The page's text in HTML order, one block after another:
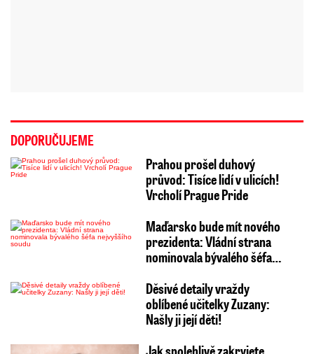
DOPORUČUJEME
Prahou prošel duhový
průvod: Tisíce lidí v ulicích!
Vrcholí Prague Pride
Maďarsko bude mít nového
prezidenta: Vládní strana
nominovala bývalého šéfa…
Děsivé detaily vraždy
oblíbené učitelky Zuzany:
Našly ji její děti!